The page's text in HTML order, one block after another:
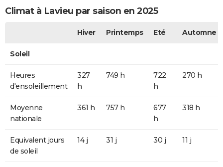
Climat à Lavieu par saison en 2025
Hiver Printemps Eté Automne
Soleil
Heures
d'ensoleillement
327
h
749 h
722
h
270 h
Moyenne
nationale
361 h 757 h
677
h
318 h
Equivalent jours
de soleil
14 j 31 j 30 j 11 j